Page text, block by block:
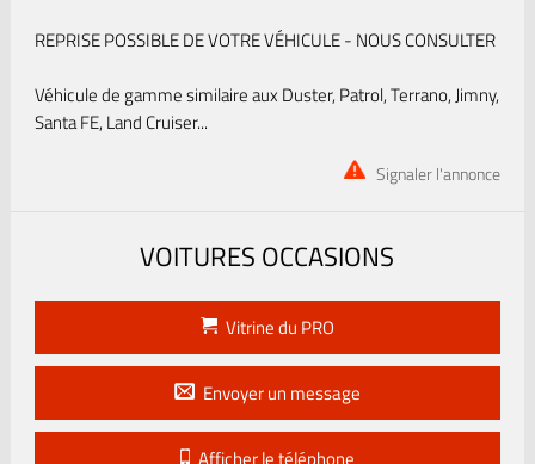
REPRISE POSSIBLE DE VOTRE VÉHICULE - NOUS CONSULTER
Véhicule de gamme similaire aux Duster, Patrol, Terrano, Jimny,
Santa FE, Land Cruiser...
Signaler l'annonce
VOITURES OCCASIONS
Vitrine du PRO
Envoyer un message